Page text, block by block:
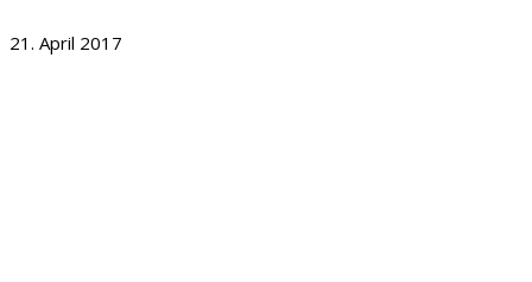
21. April 2017